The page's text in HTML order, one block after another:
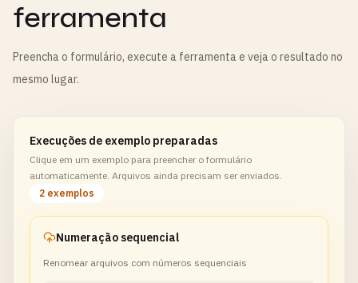
ferramenta
Preencha o formulário, execute a ferramenta e veja o resultado no
mesmo lugar.
Execuções de exemplo preparadas
Clique em um exemplo para preencher o formulário
automaticamente. Arquivos ainda precisam ser enviados.
2 exemplos
Numeração sequencial
Renomear arquivos com números sequenciais